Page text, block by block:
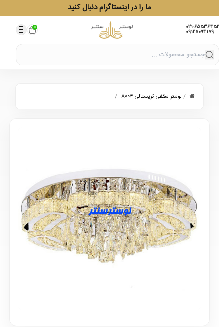
ما را در اینستاگرام دنبال کنید
021-65536452
09125094179
0
/ لوستر سقفی کریستالی 8003 /